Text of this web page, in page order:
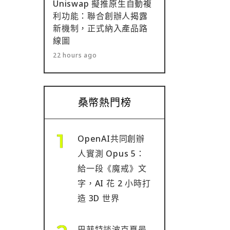
Uniswap 擬推原生自動複
利功能：聯合創辦人揭露
新機制，正式納入產品路
線圖
22 hours ago
桑幣熱門榜
OpenAI共同創辦
人實測 Opus 5：
給一段《魔戒》文
字，AI 花 2 小時打
造 3D 世界